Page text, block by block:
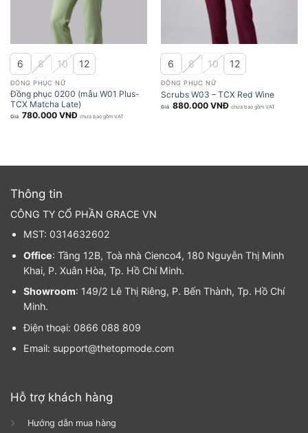
6 8 10 12
ĐỒNG PHỤC NỮ
Đồng phục 0200 (mẫu W01 Plus-
TCX Matcha Late)
780.000VNĐ chưa bao gồm VAT
6 8 10 12
ĐỒNG PHỤC NỮ
Scrubs W03 – TCX Red Wine
880.000VNĐ chưa bao gồm VAT
Thông tin
CÔNG TY CỔ PHẦN GRACE VN
MST: 0314632602
Office: Tầng 12B, Toà nhà Cienco4, 180 Nguyễn Thị Minh
Khai, P. Xuân Hòa, Tp. Hồ Chí Minh.
Showroom: 149/2 Lê Thị Riêng, P. Bến Thành, Tp. Hồ Chí
Minh.
Điện thoại: 0866 088 809
Email: support@thetopmode.com
Hỗ trợ khách hàng
Hướng dẫn mua hàng